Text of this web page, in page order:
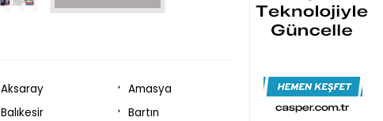
Aksaray
Amasya
Balıkesir
Bartın